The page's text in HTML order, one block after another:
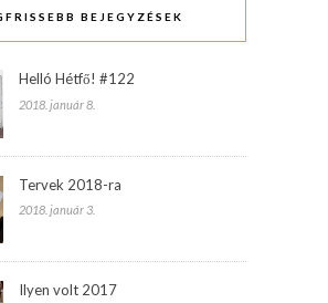
BEJEGYZÉSEK
Helló Hétfő! #122
2018. január 8.
Tervek 2018-ra
2018. január 3.
Ilyen volt 2017